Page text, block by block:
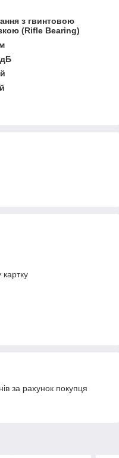
з гвинтовою
(Rifle Bearing)
за рахунок покупця